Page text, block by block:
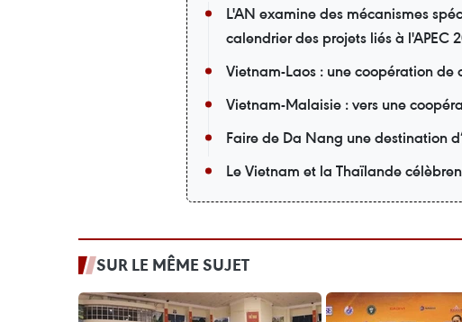
L'AN examine des mécanismes
calendrier des projets liés à l'APEC
Vietnam-Laos : une coopération de
Vietnam-Malaisie : vers une
Faire de Da Nang une destination
Le Vietnam et la Thaïlande
SUR LE MÊME SUJET